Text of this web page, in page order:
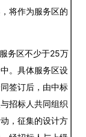
将作为服务区的
务区不少于25万
。具体服务区设
签订后，由中标
招标人共同组织
，征集的设计方